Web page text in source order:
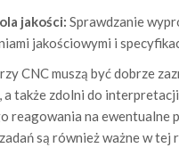
jakości: Sprawdzanie
jakościowymi i
CNC muszą być dobrze
a także zdolni do
reagowania na ewentualne
są również ważne w tej